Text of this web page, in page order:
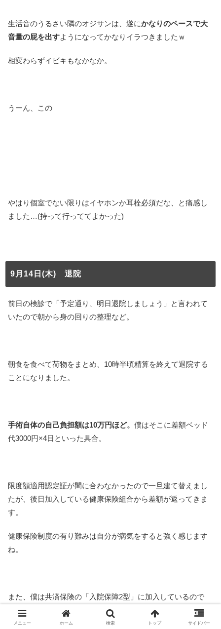
生活音のうるさい隣のオジサンは、遂にかなりのペースで大
音量の屁を出すようになってかなりイラつきましたｗ
相変わらずイビキもなかなか。
うーん、この
やはり個室でない限りはイヤホンか耳栓必須だな、と痛感し
ました…(持って行っててよかった)
9月14日(木) 退院
前日の検診で「予定通り、明日退院しましょう」と言われて
いたので朝から身の回りの整理など。
朝食を食べて荷物をまとめ、10時半頃精算を終えて退院する
ことになりました。
手術自体の自己負担額は10万円ほど。 僕はそこに差額ベッド
代3000円×4日といった具合。
限度額適用認定証が間に合わなかったので一旦建て替えまし
たが、後日加入している健康保険組合から差額が返ってきま
す。
健康保険制度の有り難みは自分が病気をすると強く感じます
ね。
また、僕は共済保険の「入院保障2型」に加入しているので
入院4日分と手術について保険金が降ります。随分負担として
メニュー ホーム 検索 トップ サイドバー